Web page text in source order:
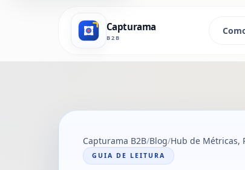
Capturama
B2B
Capturama B2B Blog Hub de Métricas,
GUIA DE LEITURA